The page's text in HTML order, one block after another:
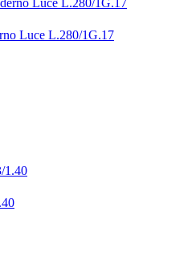
Luce L.280/1G.17